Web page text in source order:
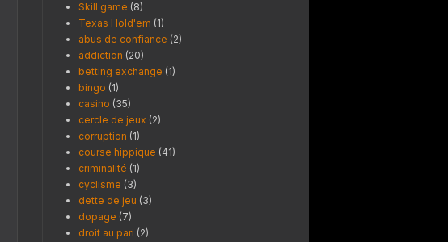
Skill game (8)
Texas Hold'em (1)
abus de confiance (2)
addiction (20)
betting exchange (1)
bingo (1)
casino (35)
cercle de jeux (2)
corruption (1)
course hippique (41)
criminalité (1)
cyclisme (3)
dette de jeu (3)
dopage (7)
droit au pari (2)